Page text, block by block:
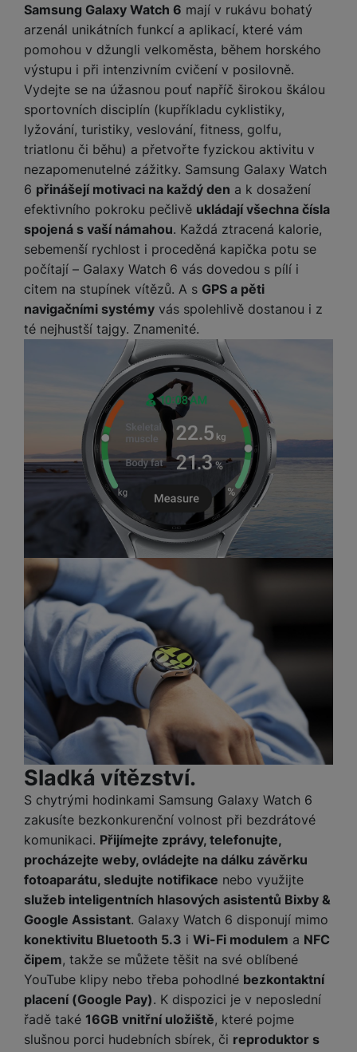
Samsung Galaxy Watch 6 mají v rukávu bohatý
arzenál unikátních funkcí a aplikací, které vám
pomohou v džungli velkoměsta, během horského
výstupu i při intenzivním cvičení v posilovně.
Vydejte se na úžasnou pouť napříč širokou škálou
sportovních disciplín (kupříkladu cyklistiky,
lyžování, turistiky, veslování, fitness, golfu,
triatlonu či běhu) a přetvořte fyzickou aktivitu v
nezapomenutelné zážitky. Samsung Galaxy Watch
6 přinášejí motivaci na každý den a k dosažení
efektivního pokroku pečlivě ukládají všechna čísla
spojená s vaší námahou. Každá ztracená kalorie,
sebemenší rychlost i proceděná kapička potu se
počítají – Galaxy Watch 6 vás dovedou s pílí i
citem na stupínek vítězů. A s GPS a pěti
navigačními systémy vás spolehlivě dostanou i z
té nejhustší tajgy. Znamenité.
Sladká vítězství.
S chytrými hodinkami Samsung Galaxy Watch 6
zakusíte bezkonkurenční volnost při bezdrátové
komunikaci. Přijímejte zprávy, telefonujte,
procházejte weby, ovládejte na dálku závěrku
fotoaparátu, sledujte notifikace nebo využijte
služeb inteligentních hlasových asistentů Bixby &
Google Assistant. Galaxy Watch 6 disponují mimo
konektivitu Bluetooth 5.3 i Wi-Fi modulem a NFC
čipem, takže se můžete těšit na své oblíbené
YouTube klipy nebo třeba pohodlné bezkontaktní
placení (Google Pay). K dispozici je v neposlední
řadě také 16GB vnitřní uložiště, které pojme
slušnou porci hudebních sbírek, či reproduktor s